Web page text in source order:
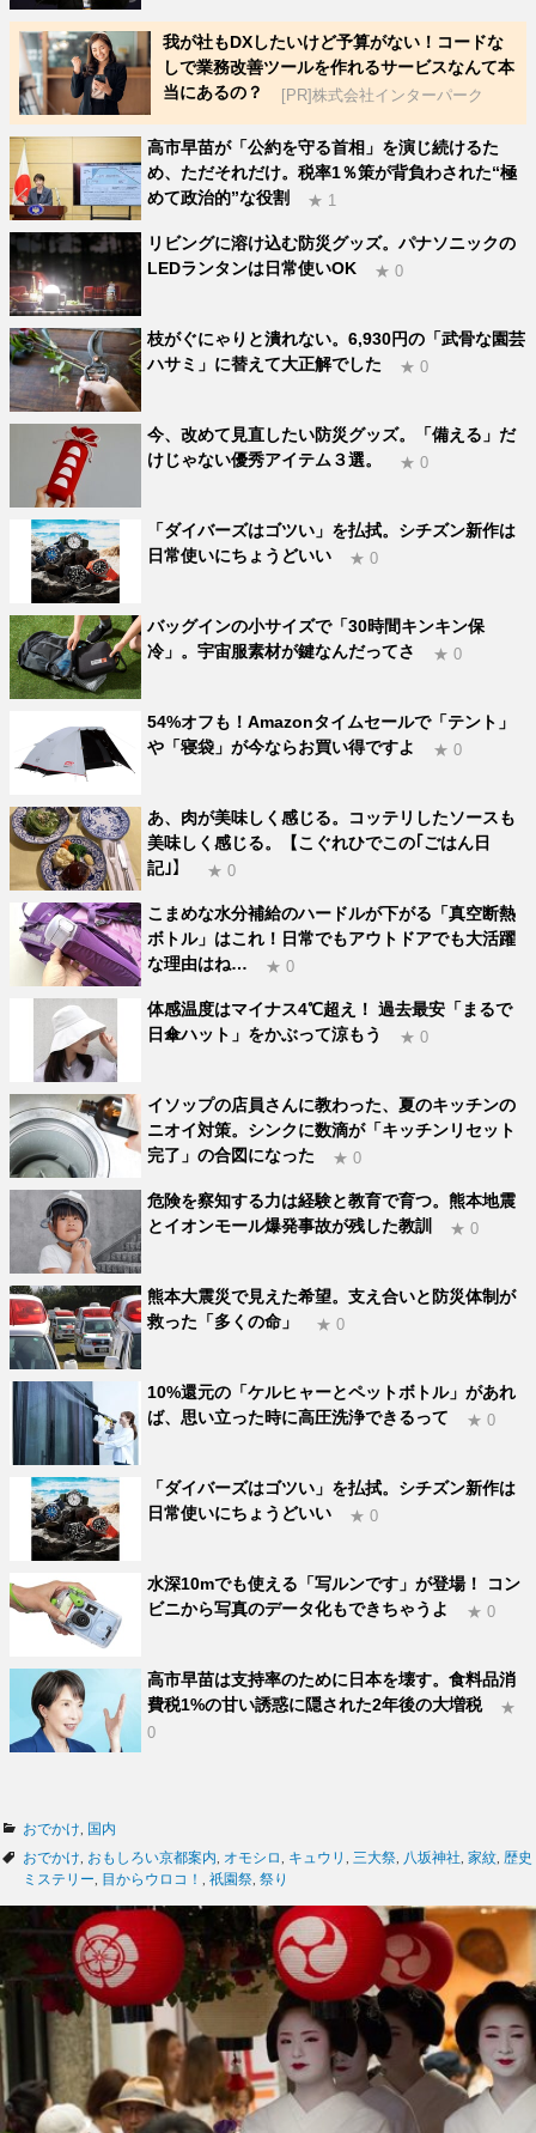
我が社もDXしたいけど予算がない！コードな
しで業務改善ツールを作れるサービスなんて本
当にあるの？
[PR]株式会社インターパーク
高市早苗が「公約を守る首相」を演じ続けるた
め、ただそれだけ。税率1％策が背負わされた“極
めて政治的”な役割
★ 1
リビングに溶け込む防災グッズ。パナソニックの
LEDランタンは日常使いOK
★ 0
枝がぐにゃりと潰れない。6,930円の「武骨な園芸
ハサミ」に替えて大正解でした
★ 0
今、改めて見直したい防災グッズ。「備える」だ
けじゃない優秀アイテム３選。
★ 0
「ダイバーズはゴツい」を払拭。シチズン新作は
日常使いにちょうどいい
★ 0
バッグインの小サイズで「30時間キンキン保
冷」。宇宙服素材が鍵なんだってさ
★ 0
54%オフも！Amazonタイムセールで「テント」
や「寝袋」が今ならお買い得ですよ
★ 0
あ、肉が美味しく感じる。コッテリしたソースも
美味しく感じる。【こぐれひでこの｢ごはん日
記｣】
★ 0
こまめな水分補給のハードルが下がる「真空断熱
ボトル」はこれ！日常でもアウトドアでも大活躍
な理由はね…
★ 0
体感温度はマイナス4℃超え！ 過去最安「まるで
日傘ハット」をかぶって涼もう
★ 0
イソップの店員さんに教わった、夏のキッチンの
ニオイ対策。シンクに数滴が「キッチンリセット
完了」の合図になった
★ 0
危険を察知する力は経験と教育で育つ。熊本地震
とイオンモール爆発事故が残した教訓
★ 0
熊本大震災で見えた希望。支え合いと防災体制が
救った「多くの命」
★ 0
10%還元の「ケルヒャーとペットボトル」があれ
ば、思い立った時に高圧洗浄できるって
★ 0
「ダイバーズはゴツい」を払拭。シチズン新作は
日常使いにちょうどいい
★ 0
水深10mでも使える「写ルンです」が登場！ コン
ビニから写真のデータ化もできちゃうよ
★ 0
高市早苗は支持率のために日本を壊す。食料品消
費税1%の甘い誘惑に隠された2年後の大増税
★
0
カ
テ
ゴ
おでかけ
国内
タ
グ
おでかけ おもしろい京都案内 オモシロ キュウリ 三大祭 八坂神社 家紋 歴史
ミステリー
目からウロコ！ 祇園祭 祭り